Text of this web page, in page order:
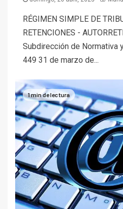
RÉGIMEN SIMPLE DE
RETENCIONES -
Subdirección de Normativa
449 31 de marzo de...
1 min de lectura